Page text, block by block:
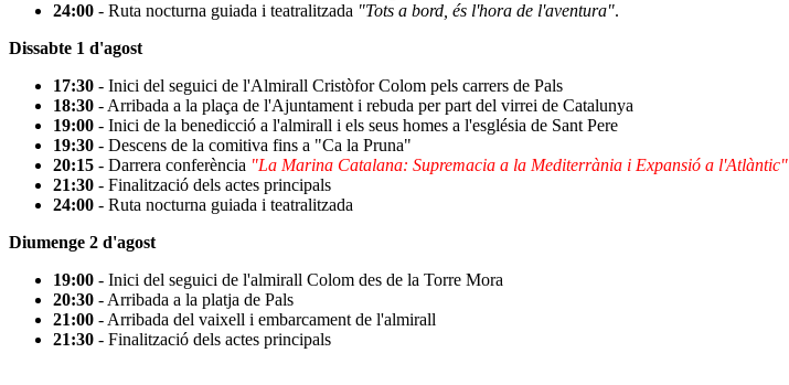
24:00 - Ruta nocturna guiada i teatralitzada "Tots a bord, és l'hora de l'aventura".
Dissabte 1 d'agost
17:30 - Inici del seguici de l'Almirall Cristòfor Colom pels carrers de Pals
18:30 - Arribada a la plaça de l'Ajuntament i rebuda per part del virrei de Catalunya
19:00 - Inici de la benedicció a l'almirall i els seus homes a l'església de Sant Pere
19:30 - Descens de la comitiva fins a "Ca la Pruna"
20:15 - Darrera conferència "La Marina Catalana: Supremacia a la Mediterrània i Expansió a l'Atlàntic"
21:30 - Finalització dels actes principals
24:00 - Ruta nocturna guiada i teatralitzada
Diumenge 2 d'agost
19:00 - Inici del seguici de l'almirall Colom des de la Torre Mora
20:30 - Arribada a la platja de Pals
21:00 - Arribada del vaixell i embarcament de l'almirall
21:30 - Finalització dels actes principals